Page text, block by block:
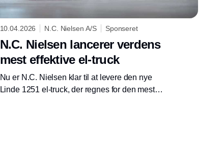
10.04.2026 N.C. Nielsen A/S Sponseret
N.C. Nielsen lancerer verdens
mest effektive el-truck
Nu er N.C. Nielsen klar til at levere den nye
Linde 1251 el-truck, der regnes for den mest